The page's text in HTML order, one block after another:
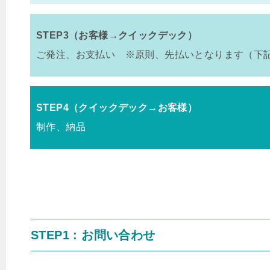
STEP3（お客様→クイックデック）
ご発注、お支払い ※原則、先払いとなります（下
STEP4（クイックデック→お客様）
制作、納品
STEP1 : お問い合わせ